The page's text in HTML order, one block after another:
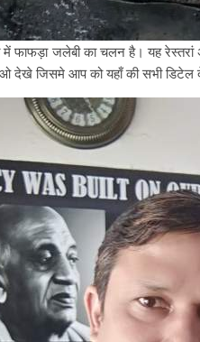
में फाफड़ा जलेबी का चलन है। यह
देखे जिसमे आप को यहाँ की सभी डिटेल